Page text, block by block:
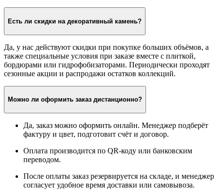
Есть ли скидки на декоративный камень?
Да, у нас действуют скидки при покупке больших объёмов, а
также специальные условия при заказе вместе с плиткой,
бордюрами или гидрофобизаторами. Периодически проходят
сезонные акции и распродажи остатков коллекций.
Можно ли оформить заказ дистанционно?
Да, заказ можно оформить онлайн. Менеджер подберёт
фактуру и цвет, подготовит счёт и договор.
Оплата производится по QR-коду или банковским
переводом.
После оплаты заказ резервируется на складе, и менеджер
согласует удобное время доставки или самовывоза.